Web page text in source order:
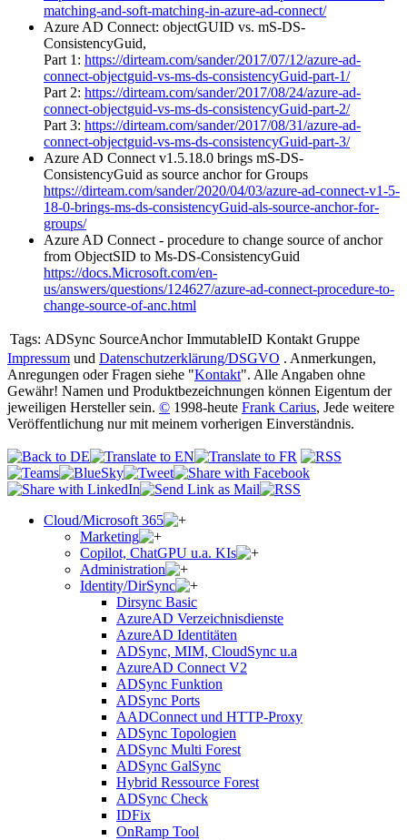
matching-and-soft-matching-in-azure-ad-connect/
Azure AD Connect: objectGUID vs. mS-DS-
ConsistencyGuid,
Part 1: https://dirteam.com/sander/2017/07/12/azure-ad-
connect-objectguid-vs-ms-ds-consistencyGuid-part-1/
Part 2: https://dirteam.com/sander/2017/08/24/azure-ad-
connect-objectguid-vs-ms-ds-consistencyGuid-part-2/
Part 3: https://dirteam.com/sander/2017/08/31/azure-ad-
connect-objectguid-vs-ms-ds-consistencyGuid-part-3/
Azure AD Connect v1.5.18.0 brings mS-DS-
ConsistencyGuid as source anchor for Groups
https://dirteam.com/sander/2020/04/03/azure-ad-connect-v1-5-
18-0-brings-ms-ds-consistencyGuid-als-source-anchor-for-
groups/
Azure AD Connect - procedure to change source of anchor
from ObjectSID to Ms-DS-ConsistencyGuid
https://docs.Microsoft.com/en-
us/answers/questions/124627/azure-ad-connect-procedure-to-
change-source-of-anc.html
Tags: ADSync SourceAnchor ImmutableID Kontakt Gruppe
Impressum und Datenschutzerklärung/DSGVO . Anmerkungen,
Anregungen oder Fragen siehe "Kontakt". Alle Angaben ohne
Gewähr! Namen und Produktbezeichnungen können Eigentum der
jeweiligen Hersteller sein. © 1998-heute Frank Carius, Jede weitere
Veröffentlichung nur mit meinem vorherigen Einverständnis.
Cloud/Microsoft 365
Marketing
Copilot, ChatGPU u.a. KIs
Administration
Identity/DirSync
Dirsync Basic
AzureAD Verzeichnisdienste
AzureAD Identitäten
ADSync, MIM, CloudSync u.a
AzureAD Connect V2
ADSync Funktion
ADSync Ports
AADConnect und HTTP-Proxy
ADSync Topologien
ADSync Multi Forest
ADSync GalSync
Hybrid Ressource Forest
ADSync Check
IDFix
OnRamp Tool